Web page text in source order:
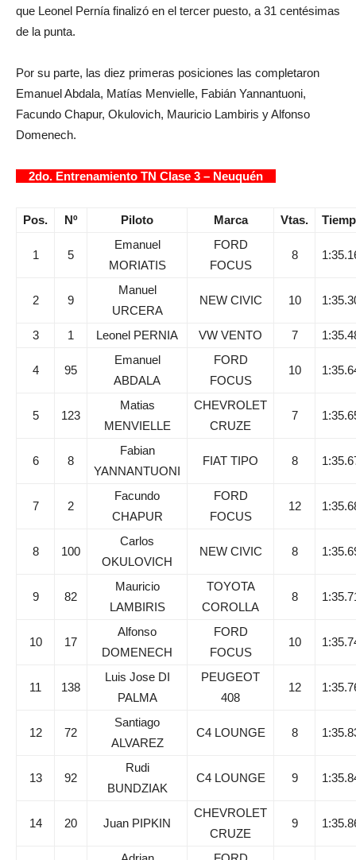
que Leonel Pernía finalizó en el tercer puesto, a 31 centésimas
de la punta.
Por su parte, las diez primeras posiciones las completaron
Emanuel Abdala, Matías Menvielle, Fabián Yannantuoni,
Facundo Chapur, Okulovich, Mauricio Lambiris y Alfonso
Domenech.
2do. Entrenamiento TN Clase 3 – Neuquén
Pos. Nº Piloto Marca Vtas.
1 5
Emanuel
MORIATIS
FORD
FOCUS
8
2 9
Manuel
URCERA
NEW CIVIC 10
3 1 Leonel PERNIA VW VENTO 7
4 95
Emanuel
ABDALA
FORD
FOCUS
10
5 123
Matias
MENVIELLE
CHEVROLET
CRUZE
7
6 8
Fabian
YANNANTUONI
FIAT TIPO 8
7 2
Facundo
CHAPUR
FORD
FOCUS
12
8 100
Carlos
OKULOVICH
NEW CIVIC 8
9 82
Mauricio
LAMBIRIS
TOYOTA
COROLLA
8
10 17
Alfonso
DOMENECH
FORD
FOCUS
10
11 138
Luis Jose DI
PALMA
PEUGEOT
408
12
12 72
Santiago
ALVAREZ
C4 LOUNGE 8
13 92
Rudi
BUNDZIAK
C4 LOUNGE 9
14 20 Juan PIPKIN
CHEVROLET
CRUZE
9